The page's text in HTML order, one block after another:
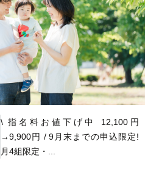
\ 指名料お値下げ中 12,100円
→9,900円 / 9月末までの申込限定!
月4組限定・...